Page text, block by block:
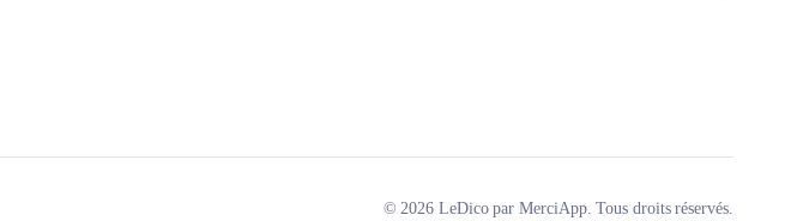
© 2026 LeDico par MerciApp. Tous droits réservés.